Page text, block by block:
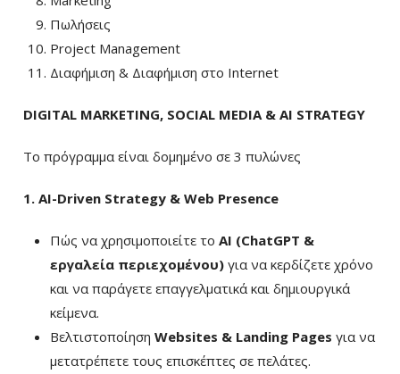
Πωλήσεις
Project Management
Διαφήμιση & Διαφήμιση στο Internet
DIGITAL MARKETING, SOCIAL MEDIA & AI STRATEGY
Το πρόγραμμα είναι δομημένο σε 3 πυλώνες
1. AI-Driven Strategy & Web Presence
Πώς να χρησιμοποιείτε το AI (ChatGPT &
εργαλεία περιεχομένου) για να κερδίζετε χρόνο
και να παράγετε επαγγελματικά και δημιουργικά
κείμενα.
Βελτιστοποίηση Websites & Landing Pages για να
μετατρέπετε τους επισκέπτες σε πελάτες.